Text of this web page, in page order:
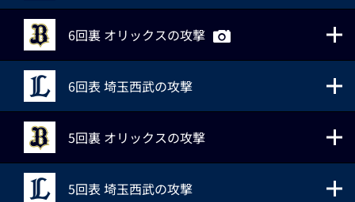
6回裏 オリックスの攻撃
6回表 埼玉西武の攻撃
5回裏 オリックスの攻撃
5回表 埼玉西武の攻撃